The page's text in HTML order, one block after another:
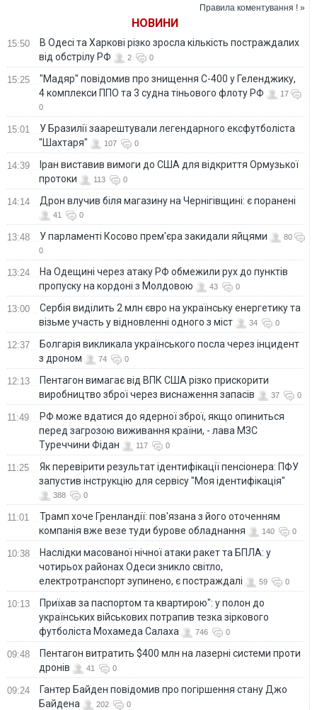
Правила коментування ! »
НОВИНИ
15:50
В Одесі та Харкові різко зросла кількість постраждалих
від обстрілу РФ
2 0
15:25
"Мадяр" повідомив про знищення С-400 у Геленджику,
4 комплекси ППО та 3 судна тіньового флоту РФ
17
0
15:01
У Бразилії заарештували легендарного ексфутболіста
"Шахтаря"
107 0
14:39
Іран виставив вимоги до США для відкриття Ормузької
протоки
113 0
14:14 Дрон влучив біля магазину на Чернігівщині: є поранені
41 0
13:48 У парламенті Косово прем'єра закидали яйцями
80
0
13:24
На Одещині через атаку РФ обмежили рух до пунктів
пропуску на кордоні з Молдовою
43 0
13:00
Сербія виділить 2 млн євро на українську енергетику та
візьме участь у відновленні одного з міст
34 0
12:37
Болгарія викликала українського посла через інцидент
з дроном
74 0
12:13
Пентагон вимагає від ВПК США різко прискорити
виробництво зброї через виснаження запасів
37 0
11:49
РФ може вдатися до ядерної зброї, якщо опиниться
перед загрозою виживання країни, - лава МЗС
Туреччини Фідан
117 0
11:25
Як перевірити результат ідентифікації пенсіонера: ПФУ
запустив інструкцію для сервісу "Моя ідентифікація"
388 0
11:01
Трамп хоче Гренландії: пов'язана з його оточенням
компанія вже везе туди бурове обладнання
140 0
10:38
Наслідки масованої нічної атаки ракет та БПЛА: у
чотирьох районах Одеси зникло світло,
електротранспорт зупинено, є постраждалі
59 0
10:13
Приїхав за паспортом та квартирою": у полон до
українських військових потрапив тезка зіркового
футболіста Мохамеда Салаха
746 0
09:48
Пентагон витратить $400 млн на лазерні системи проти
дронів
41 0
09:24
Гантер Байден повідомив про погіршення стану Джо
Байдена
202 0